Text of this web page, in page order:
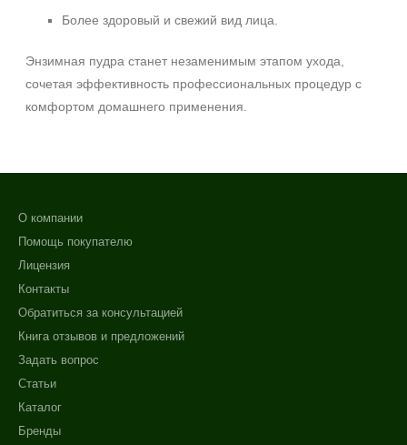
Более здоровый и свежий вид лица.
Энзимная пудра станет незаменимым этапом ухода,
сочетая эффективность профессиональных процедур с
комфортом домашнего применения.
О компании
Помощь покупателю
Лицензия
Контакты
Обратиться за консультацией
Книга отзывов и предложений
Задать вопрос
Статьи
Каталог
Бренды